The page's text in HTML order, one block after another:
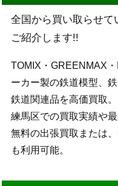
全国から買い取らせて
ご紹介します!!
TOMIX・GREENMAX
ーカー製の鉄道模型、
鉄道関連品を高価買取。
練馬区での買取実績や
無料の出張買取または
も利用可能。